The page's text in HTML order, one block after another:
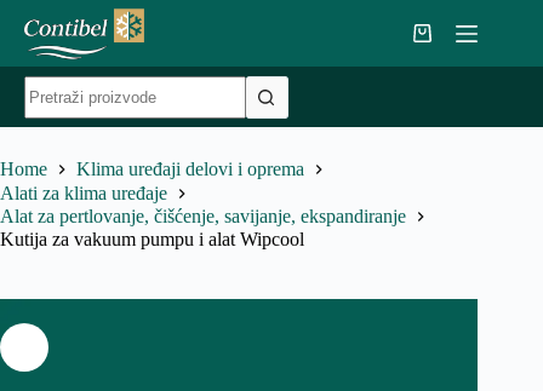
content
Shopping
cart
results
Home
Klima uređaji delovi i oprema
Alati za klima uređaje
Alat za pertlovanje, čišćenje, savijanje, ekspandiranje
Kutija za vakuum pumpu i alat Wipcool